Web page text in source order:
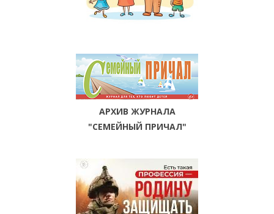
АРХИВ ЖУРНАЛА
"СЕМЕЙНЫЙ ПРИЧАЛ"